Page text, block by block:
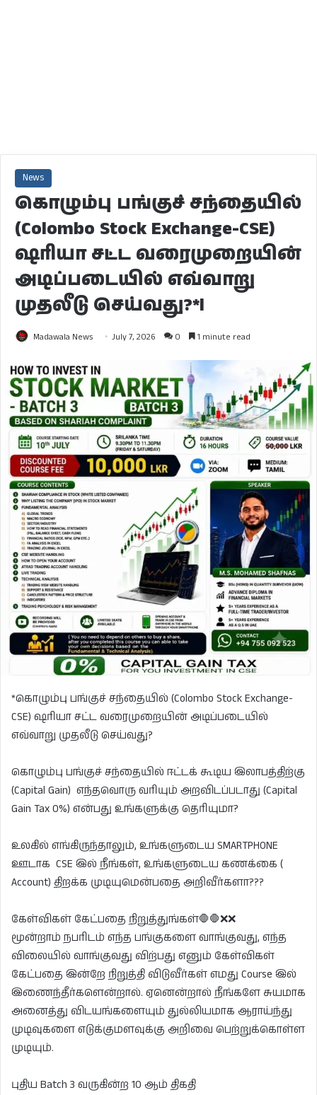
News
கொழும்பு பங்குச் சந்தையில்
(Colombo Stock Exchange-CSE)
ஷரியா சட்ட வரைமுறையின்
அடிப்படையில் எவ்வாறு
முதலீடு செய்வது?*l
Madawala News July 7, 2026 0 1 minute read
*கொழும்பு பங்குச் சந்தையில் (Colombo Stock Exchange-
CSE) ஷரியா சட்ட வரைமுறையின் அடிப்படையில்
எவ்வாறு முதலீடு செய்வது?
கொழும்பு பங்குச் சந்தையில் ஈட்டக் கூடிய இலாபத்திற்கு
(Capital Gain) எந்தவொரு வரியும் அறவிடப்படாது (Capital
Gain Tax 0%) என்பது உங்களுக்கு தெரியுமா?
உலகில் எங்கிருந்தாலும், உங்களுடைய SMARTPHONE
ஊடாக CSE இல் நீங்கள், உங்களுடைய கணக்கை (
Account) திறக்க முடியுமென்பதை அறிவீர்களா???
கேள்விகள் கேட்பதை நிறுத்துங்கள்🛑🛑❌❌
மூன்றாம் நபரிடம் எந்த பங்குகளை வாங்குவது, எந்த
விலையில் வாங்குவது விற்பது எனும் கேள்விகள்
கேட்பதை இன்றே நிறுத்தி விடுவீர்கள் எமது Course இல்
இணைந்தீர்களென்றால். ஏனென்றால் நீங்களே சுயமாக
அனைத்து விடயங்களையும் துல்லியமாக ஆராய்ந்து
முடிவுகளை எடுக்குமளவுக்கு அறிவை பெற்றுக்கொள்ள
முடியும்.
புதிய Batch 3 வருகின்ற 10 ஆம் திகதி